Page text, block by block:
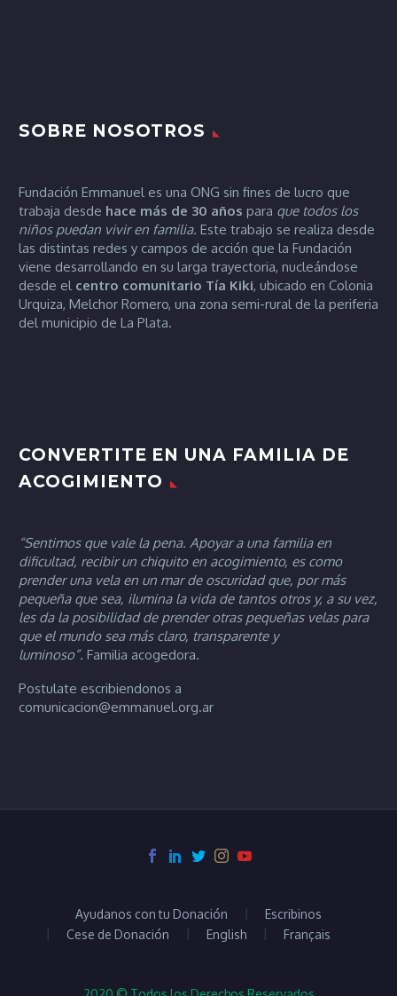
SOBRE NOSOTROS
Fundación Emmanuel es una ONG sin fines de lucro que
trabaja desde hace más de 30 años para que todos los
niños puedan vivir en familia. Este trabajo se realiza desde
las distintas redes y campos de acción que la Fundación
viene desarrollando en su larga trayectoria, nucleándose
desde el centro comunitario Tía Kiki, ubicado en Colonia
Urquiza, Melchor Romero, una zona semi-rural de la periferia
del municipio de La Plata.
CONVERTITE EN UNA FAMILIA DE
ACOGIMIENTO
“Sentimos que vale la pena. Apoyar a una familia en
dificultad, recibir un chiquito en acogimiento, es como
prender una vela en un mar de oscuridad que, por más
pequeña que sea, ilumina la vida de tantos otros y, a su vez,
les da la posibilidad de prender otras pequeñas velas para
que el mundo sea más claro, transparente y
luminoso”. Familia acogedora.
Postulate escribiendonos a
comunicacion@emmanuel.org.ar
Ayudanos con tu Donación
Escribinos
Cese de Donación
English Français